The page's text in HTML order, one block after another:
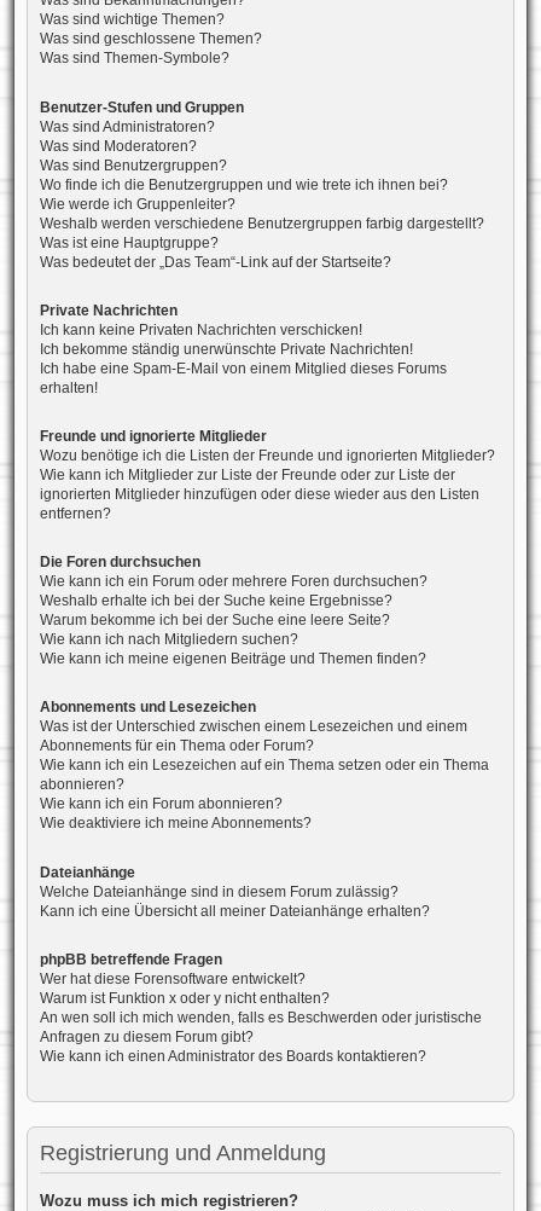
Was sind wichtige Themen?
Was sind geschlossene Themen?
Was sind Themen-Symbole?
Benutzer-Stufen und Gruppen
Was sind Administratoren?
Was sind Moderatoren?
Was sind Benutzergruppen?
Wo finde ich die Benutzergruppen und wie trete ich ihnen bei?
Wie werde ich Gruppenleiter?
Weshalb werden verschiedene Benutzergruppen farbig dargestellt?
Was ist eine Hauptgruppe?
Was bedeutet der „Das Team“-Link auf der Startseite?
Private Nachrichten
Ich kann keine Privaten Nachrichten verschicken!
Ich bekomme ständig unerwünschte Private Nachrichten!
Ich habe eine Spam-E-Mail von einem Mitglied dieses Forums
erhalten!
Freunde und ignorierte Mitglieder
Wozu benötige ich die Listen der Freunde und ignorierten Mitglieder?
Wie kann ich Mitglieder zur Liste der Freunde oder zur Liste der
ignorierten Mitglieder hinzufügen oder diese wieder aus den Listen
entfernen?
Die Foren durchsuchen
Wie kann ich ein Forum oder mehrere Foren durchsuchen?
Weshalb erhalte ich bei der Suche keine Ergebnisse?
Warum bekomme ich bei der Suche eine leere Seite?
Wie kann ich nach Mitgliedern suchen?
Wie kann ich meine eigenen Beiträge und Themen finden?
Abonnements und Lesezeichen
Was ist der Unterschied zwischen einem Lesezeichen und einem
Abonnements für ein Thema oder Forum?
Wie kann ich ein Lesezeichen auf ein Thema setzen oder ein Thema
abonnieren?
Wie kann ich ein Forum abonnieren?
Wie deaktiviere ich meine Abonnements?
Dateianhänge
Welche Dateianhänge sind in diesem Forum zulässig?
Kann ich eine Übersicht all meiner Dateianhänge erhalten?
phpBB betreffende Fragen
Wer hat diese Forensoftware entwickelt?
Warum ist Funktion x oder y nicht enthalten?
An wen soll ich mich wenden, falls es Beschwerden oder juristische
Anfragen zu diesem Forum gibt?
Wie kann ich einen Administrator des Boards kontaktieren?
Registrierung und Anmeldung
Wozu muss ich mich registrieren?